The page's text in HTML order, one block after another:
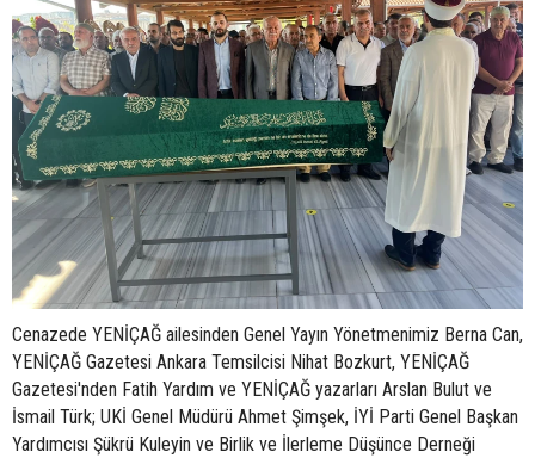
Cenazede YENİÇAĞ ailesinden Genel Yayın Yönetmenimiz Berna Can,
YENİÇAĞ Gazetesi Ankara Temsilcisi Nihat Bozkurt, YENİÇAĞ
Gazetesi'nden Fatih Yardım ve YENİÇAĞ yazarları Arslan Bulut ve
İsmail Türk; UKİ Genel Müdürü Ahmet Şimşek, İYİ Parti Genel Başkan
Yardımcısı Şükrü Kuleyin ve Birlik ve İlerleme Düşünce Derneği